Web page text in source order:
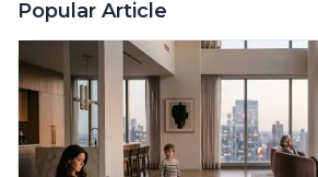
Popular Article